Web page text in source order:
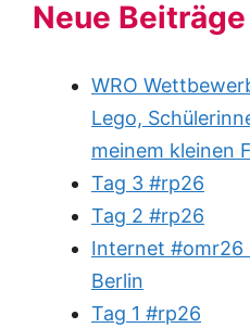
Neue Beiträge
WRO
Lego,
meinem kleinen
Tag 3 #rp26
Tag 2 #rp26
Internet #omr26
Berlin
Tag 1 #rp26